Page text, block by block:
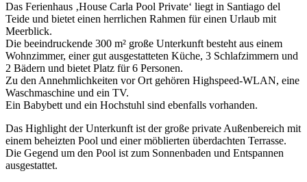
Das Ferienhaus ‚House Carla Pool Private‘ liegt in Santiago del
Teide und bietet einen herrlichen Rahmen für einen Urlaub mit
Meerblick.
Die beeindruckende 300 m² große Unterkunft besteht aus einem
Wohnzimmer, einer gut ausgestatteten Küche, 3 Schlafzimmern und
2 Bädern und bietet Platz für 6 Personen.
Zu den Annehmlichkeiten vor Ort gehören Highspeed-WLAN, eine
Waschmaschine und ein TV.
Ein Babybett und ein Hochstuhl sind ebenfalls vorhanden.
Das Highlight der Unterkunft ist der große private Außenbereich mit
einem beheizten Pool und einer möblierten überdachten Terrasse.
Die Gegend um den Pool ist zum Sonnenbaden und Entspannen
ausgestattet.